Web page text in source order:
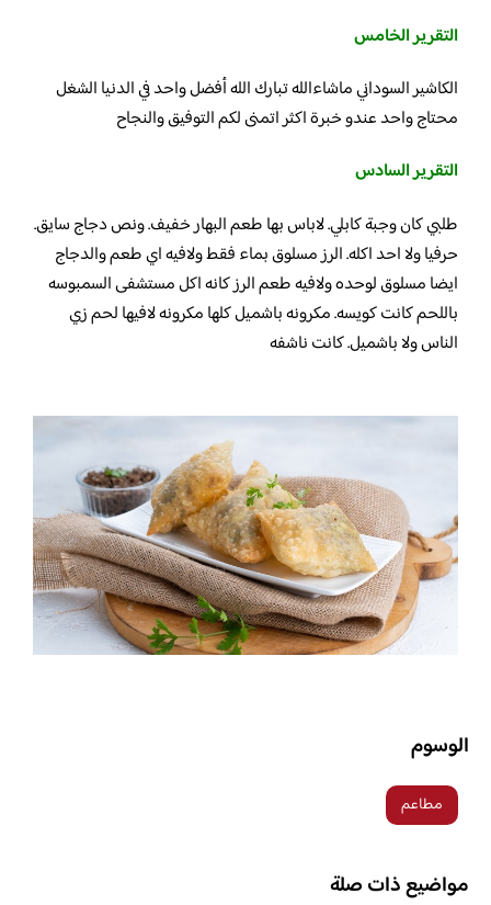
التقرير الخامس
الكاشير السوداني ماشاءالله تبارك الله أفضل واحد في الدنيا الشغل
محتاج واحد عندو خبرة اكثر اتمنى لكم التوفيق والنجاح
التقرير السادس
طلبي كان وجبة كابلي. لاباس بها طعم البهار خفيف. ونص دجاج سايق.
حرفيا ولا احد اكله. الرز مسلوق بماء فقط ولافيه اي طعم والدجاج
ايضا مسلوق لوحده ولافيه طعم الرز كانه اكل مستشفى السمبوسه
باللحم كانت كويسه. مكرونه باشميل كلها مكرونه لافيها لحم زي
الناس ولا باشميل. كانت ناشفه
الوسوم
مطاعم
مواضيع ذات صلة